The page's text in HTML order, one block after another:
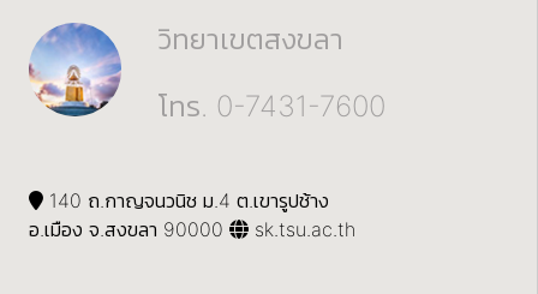
วิทยาเขตสงขลา
โทร. 0-7431-7600
140 ถ.กาญจนวนิช ม.4 ต.เขารูปช้าง
อ.เมือง จ.สงขลา 90000
sk.tsu.ac.th